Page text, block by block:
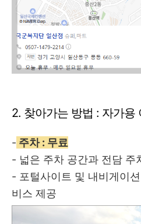
2. 찾아가는 방법 : 자가용
- 주차 : 무료
- 넓은 주차 공간과 전담 주
- 포털사이트 및 내비게이
비스 제공